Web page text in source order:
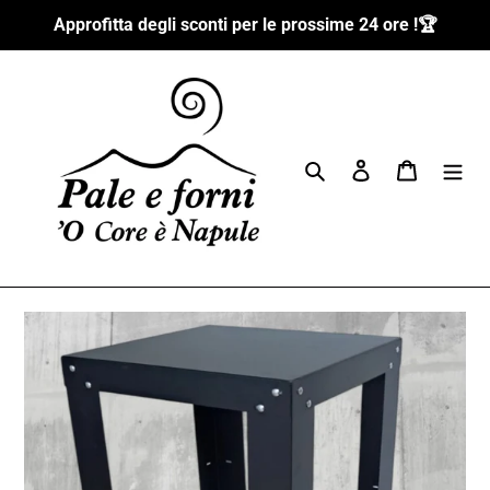
Approfitta degli sconti per le prossime 24 ore !🏆
Cerca Accedi Carrello